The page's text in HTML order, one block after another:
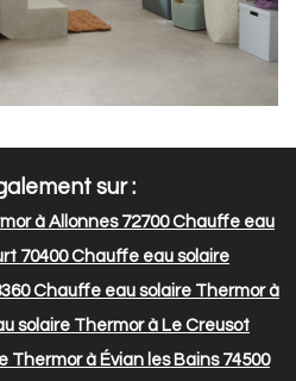
sur :
à Allonnes 72700Chauffe eau
70400Chauffe eau solaire
Chauffe eau solaire Thermor à
solaire Thermor à Le Creusot
à Évian les Bains 74500